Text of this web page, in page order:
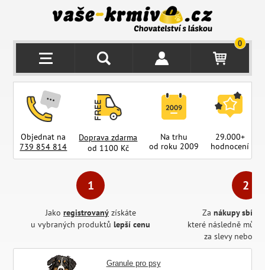
0
Objednat na
739 854 814
Doprava zdarma
od 1100 Kč
Na trhu
od roku 2009
29.000+
hodnocení
Jako registrovanýzískáte
u vybraných produktůlepší cenu
Za nákupy
které následně
za slevy nebo
Granule pro psy